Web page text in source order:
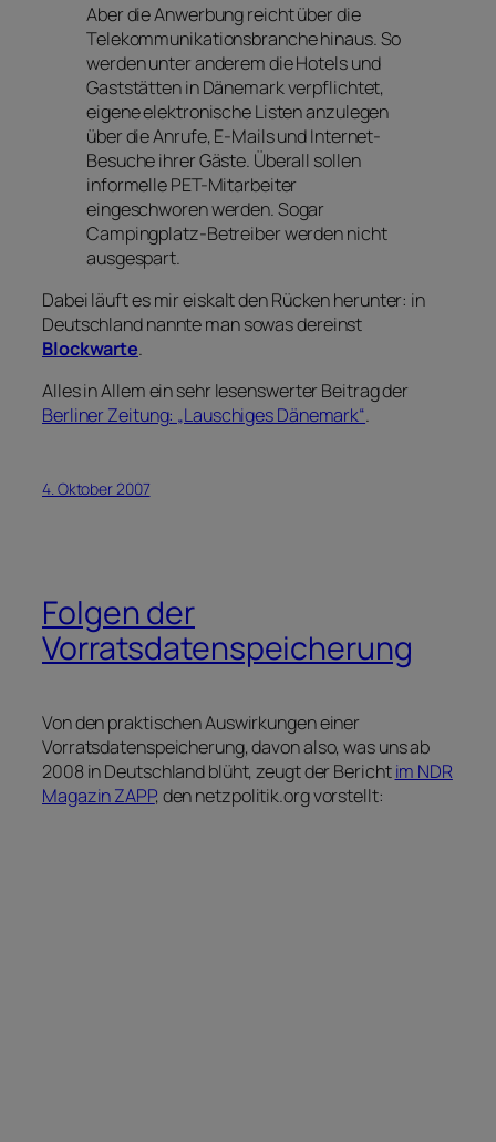
Aber die Anwerbung reicht über die
Telekommunikationsbranche hinaus. So
werden unter anderem die Hotels und
Gaststätten in Dänemark verpflichtet,
eigene elektronische Listen anzulegen
über die Anrufe, E-Mails und Internet-
Besuche ihrer Gäste. Überall sollen
informelle PET-Mitarbeiter
eingeschworen werden. Sogar
Campingplatz-Betreiber werden nicht
ausgespart.
Dabei läuft es mir eiskalt den Rücken herunter: in
Deutschland nannte man sowas dereinst
Blockwarte.
Alles in Allem ein sehr lesenswerter Beitrag der
Berliner Zeitung: „Lauschiges Dänemark“.
4. Oktober 2007
Folgen der
Vorratsdatenspeicherung
Von den praktischen Auswirkungen einer
Vorratsdatenspeicherung, davon also, was uns ab
2008 in Deutschland blüht, zeugt der Berichtim NDR
Magazin ZAPP, den netzpolitik.org vorstellt: